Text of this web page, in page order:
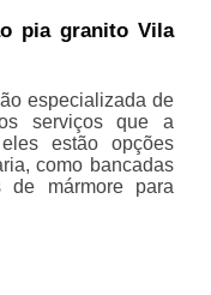
pia granito Vila
especializada de
serviços que a
estão opções
como bancadas
de mármore para